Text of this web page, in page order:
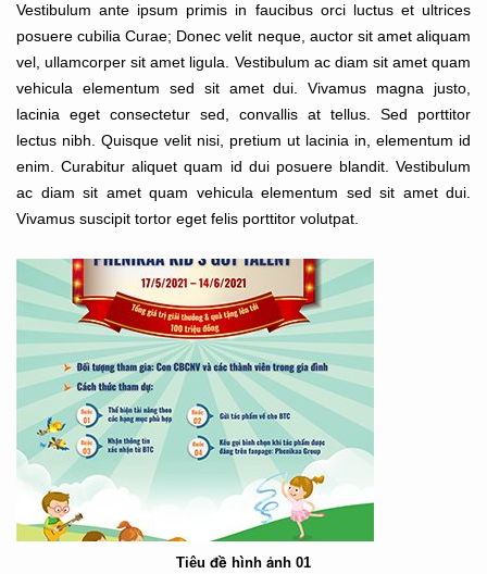
Vestibulum ante ipsum primis in faucibus orci luctus et ultrices
posuere cubilia Curae; Donec velit neque, auctor sit amet aliquam
vel, ullamcorper sit amet ligula. Vestibulum ac diam sit amet quam
vehicula elementum sed sit amet dui. Vivamus magna justo,
lacinia eget consectetur sed, convallis at tellus. Sed porttitor
lectus nibh. Quisque velit nisi, pretium ut lacinia in, elementum id
enim. Curabitur aliquet quam id dui posuere blandit. Vestibulum
ac diam sit amet quam vehicula elementum sed sit amet dui.
Vivamus suscipit tortor eget felis porttitor volutpat.
Tiêu đề hình ảnh 01